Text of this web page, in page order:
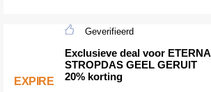
EXPIRE
Geverifieerd
Exclusieve deal voor ETERNA
STROPDAS GEEL GERUIT
20% korting